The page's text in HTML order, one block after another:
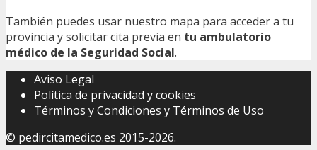
También puedes usar nuestro mapa para acceder a tu
provincia y solicitar cita previa en tu ambulatorio
médico de la Seguridad Social.
Aviso Legal
Política de privacidad y cookies
Términos y Condiciones y Términos de Uso
© pedircitamedico.es 2015-2026.